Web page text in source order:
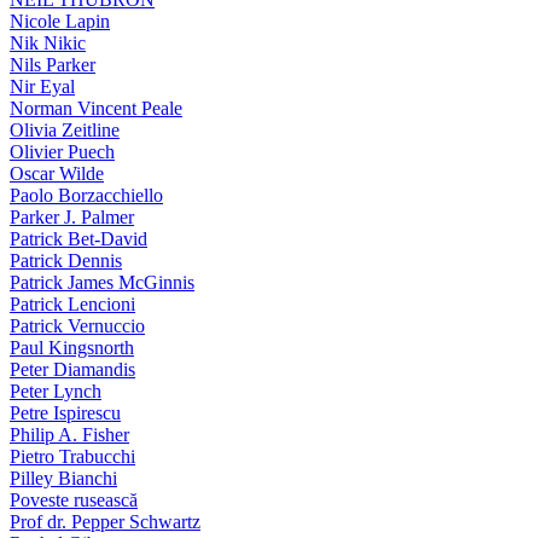
Nicole Lapin
Nik Nikic
Nils Parker
Nir Eyal
Norman Vincent Peale
Olivia Zeitline
Olivier Puech
Oscar Wilde
Paolo Borzacchiello
Parker J. Palmer
Patrick Bet-David
Patrick Dennis
Patrick James McGinnis
Patrick Lencioni
Patrick Vernuccio
Paul Kingsnorth
Peter Diamandis
Peter Lynch
Petre Ispirescu
Philip A. Fisher
Pietro Trabucchi
Pilley Bianchi
Poveste rusească
Prof dr. Pepper Schwartz